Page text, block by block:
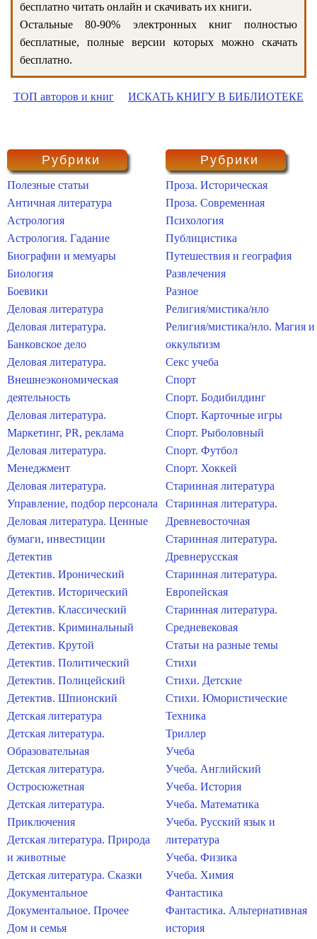
бесплатно читать онлайн и скачивать их книги.
Остальные 80-90% электронных книг полностью
бесплатные, полные версии которых можно скачать
бесплатно.
ТОП авторов и книг ИСКАТЬ КНИГУ В БИБЛИОТЕКЕ
Рубрики
Полезные статьи
Античная литература
Астрология
Астрология. Гадание
Биографии и мемуары
Биология
Боевики
Деловая литература
Деловая литература.
Банковское дело
Деловая литература.
Внешнеэкономическая
деятельность
Деловая литература.
Маркетинг, PR, реклама
Деловая литература.
Менеджмент
Деловая литература.
Управление, подбор персонала
Деловая литература. Ценные
бумаги, инвестиции
Детектив
Детектив. Иронический
Детектив. Исторический
Детектив. Классический
Детектив. Криминальный
Детектив. Крутой
Детектив. Политический
Детектив. Полицейский
Детектив. Шпионский
Детская литература
Детская литература.
Образовательная
Детская литература.
Остросюжетная
Детская литература.
Приключения
Детская литература. Природа
и животные
Детская литература. Сказки
Документальное
Документальное. Прочее
Дом и семья
Рубрики
Проза. Историческая
Проза. Современная
Психология
Публицистика
Путешествия и география
Развлечения
Разное
Религия/мистика/нло
Религия/мистика/нло. Магия и
оккультизм
Секс учеба
Спорт
Спорт. Бодибилдинг
Спорт. Карточные игры
Спорт. Рыболовный
Спорт. Футбол
Спорт. Хоккей
Старинная литература
Старинная литература.
Древневосточная
Старинная литература.
Древнерусская
Старинная литература.
Европейская
Старинная литература.
Средневековая
Статьи на разные темы
Стихи
Стихи. Детские
Стихи. Юмористические
Техника
Триллер
Учеба
Учеба. Английский
Учеба. История
Учеба. Математика
Учеба. Русский язык и
литература
Учеба. Физика
Учеба. Химия
Фантастика
Фантастика. Альтернативная
история